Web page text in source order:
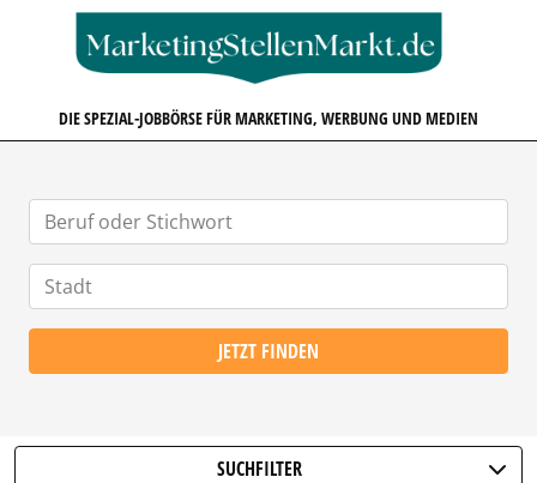
DIE SPEZIAL-JOBBÖRSE FÜR MARKETING, WERBUNG UND MEDIEN
JETZT FINDEN
SUCHFILTER